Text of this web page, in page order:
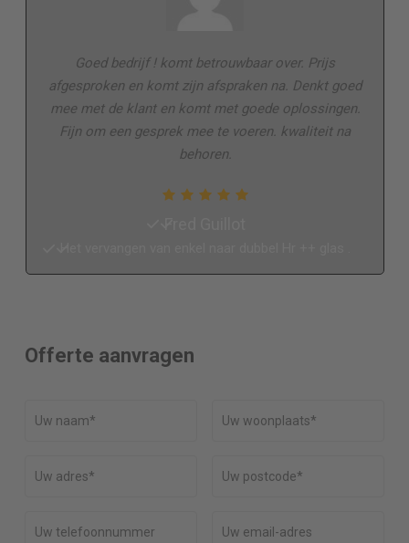
Goed bedrijf ! komt betrouwbaar over. Prijs
afgesproken en komt zijn afspraken na. Denkt goed
mee met de klant en komt met goede oplossingen.
Fijn om een gesprek mee te voeren. kwaliteit na
behoren.
Offerte aanvragen